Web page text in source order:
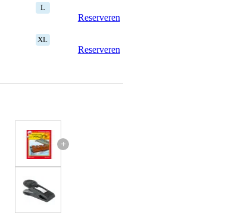
L
Reserveren
XL
Reserveren
+